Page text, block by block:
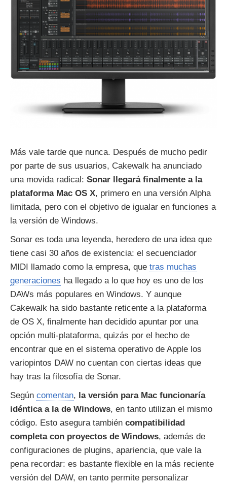
Más vale tarde que nunca. Después de mucho pedir
por parte de sus usuarios, Cakewalk ha anunciado
una movida radical: Sonar llegará finalmente a la
plataforma Mac OS X, primero en una versión Alpha
limitada, pero con el objetivo de igualar en funciones a
la versión de Windows.
Sonar es toda una leyenda, heredero de una idea que
tiene casi 30 años de existencia: el secuenciador
MIDI llamado como la empresa, que tras muchas
generaciones ha llegado a lo que hoy es uno de los
DAWs más populares en Windows. Y aunque
Cakewalk ha sido bastante reticente a la plataforma
de OS X, finalmente han decidido apuntar por una
opción multi-plataforma, quizás por el hecho de
encontrar que en el sistema operativo de Apple los
variopintos DAW no cuentan con ciertas ideas que
hay tras la filosofía de Sonar.
Según comentan, la versión para Mac funcionaría
idéntica a la de Windows, en tanto utilizan el mismo
código. Esto asegura también compatibilidad
completa con proyectos de Windows, además de
configuraciones de plugins, apariencia, que vale la
pena recordar: es bastante flexible en la más reciente
versión del DAW, en tanto permite personalizar